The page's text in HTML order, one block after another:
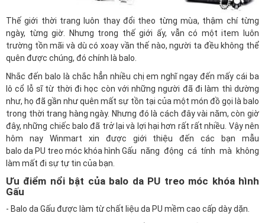
Thế giới thời trang luôn thay đổi theo từng mùa, thậm chí từng
ngày, từng giờ. Nhưng trong thế giới ấy, vẫn có một item luôn
trường tồn mãi và dù có xoay vần thế nào, người ta đều không thể
quên được chúng, đó chính là balo.
Nhắc đến balo là chắc hẳn nhiều chị em nghĩ ngay đến mấy cái ba
lô cổ lỗ sĩ từ thời đi học còn với những người đã đi làm thì dường
như, họ đã gần như quên mất sự tồn tại của một món đồ gọi là balo
trong thời trang hàng ngày. Nhưng đó là cách đây vài năm, còn giờ
đây, những chiếc balo đã trở lại và lợi hại hơn rất rất nhiều. Vậy nên
hôm nay Winmart xin được giới thiệu đến các bạn mẫu
balo da PU treo móc khóa hình Gấu năng động cá tính mà không
làm mất đi sự tự tin của bạn.
Ưu điểm nổi bật của balo da PU treo móc khóa hình
Gấu
- Balo da Gấu được làm từ chất liệu da PU mềm cao cấp dày dặn.